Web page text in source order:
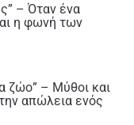
– Όταν ένα
η φωνή των
ζώο” – Μύθοι και
απώλεια ενός